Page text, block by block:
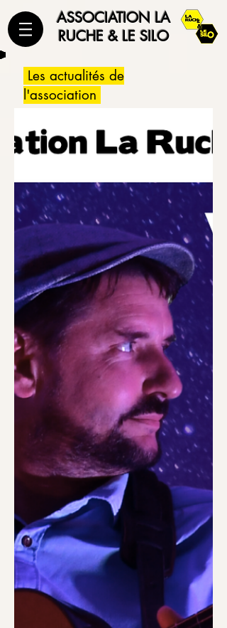
ASSOCIATION LA
RUCHE & LE SILO
Les actualités de
l'association